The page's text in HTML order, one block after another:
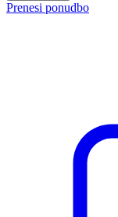
Prenesi ponudbo